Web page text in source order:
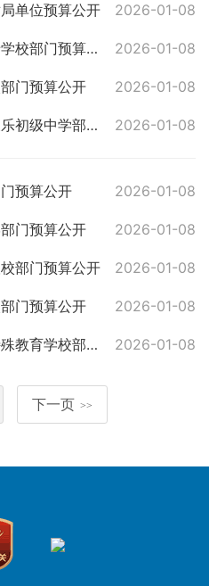
单位预算公开 2026-01-08
2026年度汨罗市职业中专学校部门预算公开 2026-01-08
门预算公开 2026-01-08
2026年度汨罗市长乐镇长乐初级中学部门预算公开 2026-01-08
预算公开 2026-01-08
门预算公开 2026-01-08
部门预算公开 2026-01-08
门预算公开 2026-01-08
2026年度汨罗市汨罗市特殊教育学校部门预算公开 2026-01-08
下一页 >>